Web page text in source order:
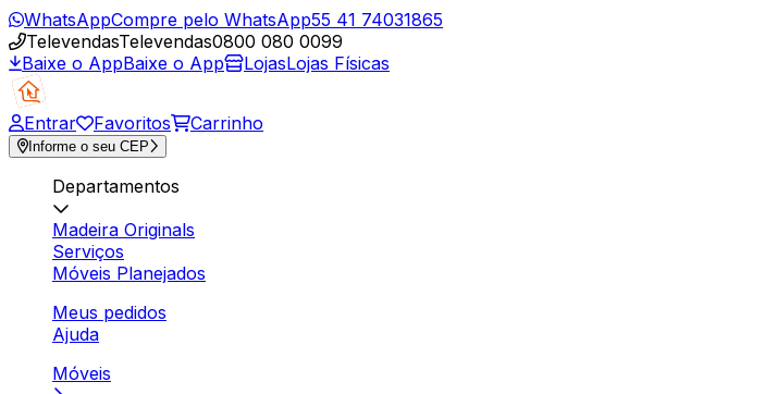
WhatsAppCompre pelo WhatsApp55 41 74031865
TelevendasTelevendas0800 080 0099
Baixe o AppBaixe o App LojasLojas Físicas
Entrar Favoritos Carrinho
Informe o seu CEP
Departamentos
Madeira Originals
Serviços
Móveis Planejados
Meus pedidos
Ajuda
Móveis